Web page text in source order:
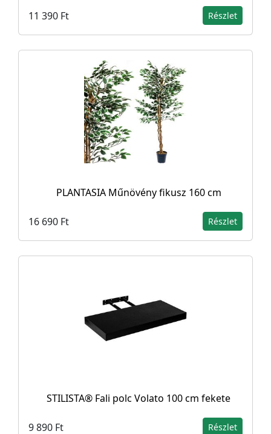
11 390 Ft Részlet
PLANTASIA Műnövény fikusz 160 cm
16 690 Ft Részlet
STILISTA® Fali polc Volato 100 cm fekete
9 890 Ft Részlet